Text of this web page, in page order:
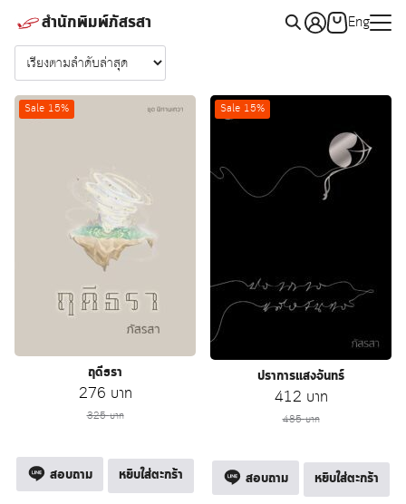
content
สำนักพิมพ์ภัสรสา
Eng
Search
for:
Sale 15%
ฤดีธรา
325บาท
Original
price
325 บาท.
276 บาทCurrent
276 บาท.
สอบถาม หยิบใส่ตะกร้า
Sale 15%
ปราการแสงจันทร์
485บาท
Original
price
485 บาท.
412 บาทCurrent
412 บาท.
สอบถาม หยิบใส่ตะกร้า